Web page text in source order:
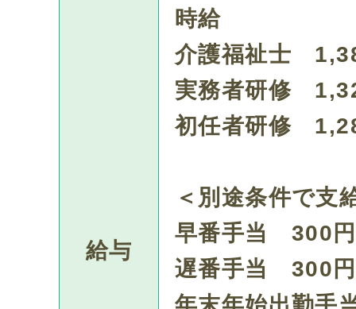
給与
時給
介護福祉士
実務者研修
初任者研修
＜別途条件で支
早番手当 300
遅番手当 300